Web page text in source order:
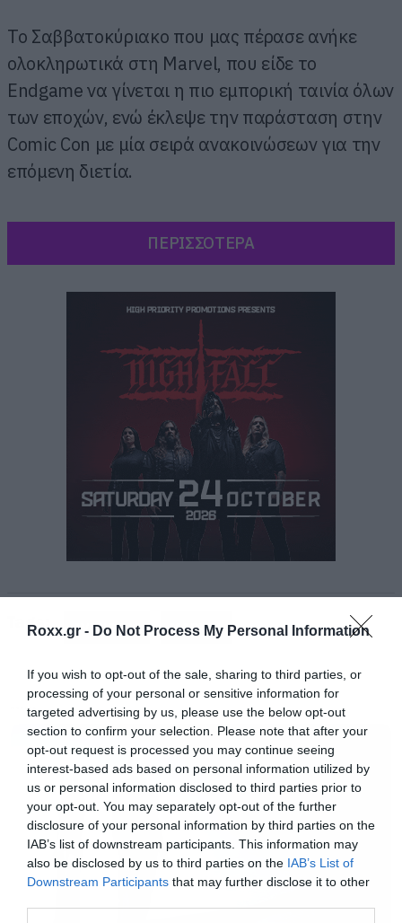
Roxx.gr - Do Not Process My Personal Information
If you wish to opt-out of the sale, sharing to third parties, or
processing of your personal or sensitive information for
targeted advertising by us, please use the below opt-out
section to confirm your selection. Please note that after your
opt-out request is processed you may continue seeing
interest-based ads based on personal information utilized by
us or personal information disclosed to third parties prior to
your opt-out. You may separately opt-out of the further
disclosure of your personal information by third parties on the
IAB’s list of downstream participants. This information may
also be disclosed by us to third parties on the IAB’s List of
Downstream Participants that may further disclose it to other
Το Σαββατοκύριακο που μας πέρασε ανήκε
ολοκληρωτικά στη Marvel, που είδε το
Endgame να γίνεται η πιο εμπορική ταινία όλων
των εποχών, ενώ έκλεψε την παράσταση στην
Comic Con με μία σειρά ανακοινώσεων για την
επόμενη διετία.
της τέταρτης φάσης, με αρκετά σίκουελ, αλλά
και νέους ήρωες που θα δούμε για πρώτη φορά.
παίξει και το Disney+ αφού εκεί θα δούμε
τέσσερις σειρές για χαρακτήρες που έχουμε
ήδη γνωρίσει.
Αυτό που δεν ακούσαμε όμως, είναι το αν θα
υπάρξει η δημιουργία μιας νέας ομάδας τύπου
Avengers. Ο πρόεδρος των Marvel Studios,
αμέσως μετά την Comic Con μίλησε στο MTV
και έκανε την αποκάλυψη όταν ρωτήθηκε για
ΠΕΡΙΣΣΟΤΕΡΑ
Tags: AVENGERS MARVEL